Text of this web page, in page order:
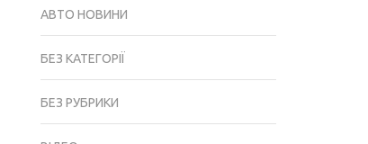
АВТО НОВИНИ
БЕЗ КАТЕГОРІЇ
БЕЗ РУБРИКИ